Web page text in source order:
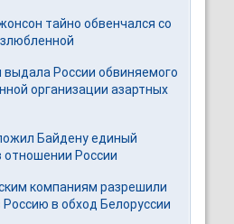
тайно обвенчался со
выдала России обвиняемого
организации азартных
Байдену единый
отношении России
компаниям разрешили
Россию в обход Белоруссии